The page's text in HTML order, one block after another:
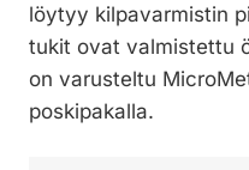
löytyy kilpavarmistin
tukit ovat valmistettu
on varusteltu
poskipakalla.